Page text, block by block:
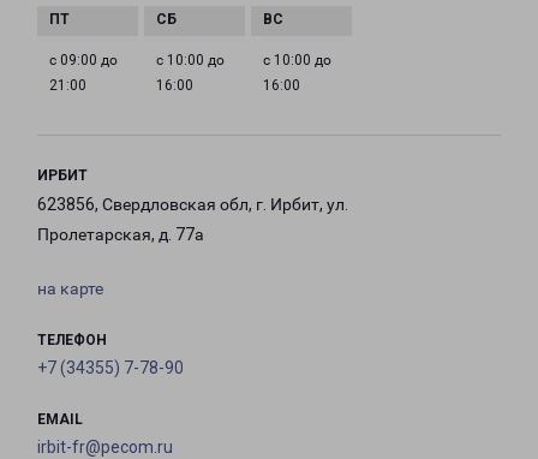
с 09:00 до
21:00
с 10:00 до
16:00
с 10:00 до
16:00
ИРБИТ
623856, Свердловская обл, г. Ирбит, ул.
Пролетарская, д. 77а
на карте
ТЕЛЕФОН
+7 (34355) 7-78-90
EMAIL
irbit-fr@pecom.ru